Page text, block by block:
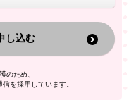
すること
扱いは行いません。ま
ことはありません。
可逆変換した上で第三
い、その結果に基づい
し込む
のため、
を採用しています。